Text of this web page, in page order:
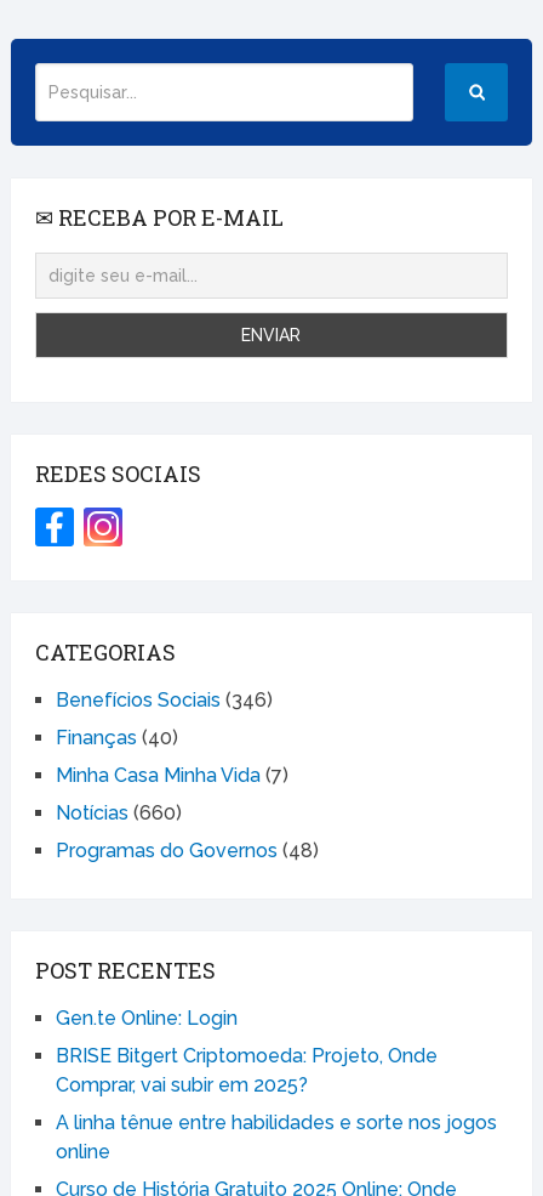
✉ RECEBA POR E-MAIL
REDES SOCIAIS
CATEGORIAS
Benefícios Sociais (346)
Finanças (40)
Minha Casa Minha Vida(7)
Notícias (660)
Programas do Governos (48)
POST RECENTES
Gen.te Online: Login
BRISE Bitgert Criptomoeda: Projeto, Onde
Comprar, vai subir em 2025?
A linha tênue entre habilidades e sorte nos jogos
online
Curso de História Gratuito 2025 Online: Onde